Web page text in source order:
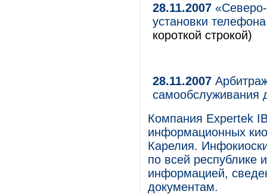
28.11.2007
установки
короткой строкой)
28.11.2007
самообслуживания
Компания Expertek
информационных
Карелия.
по всей республике
информацией,
документам.